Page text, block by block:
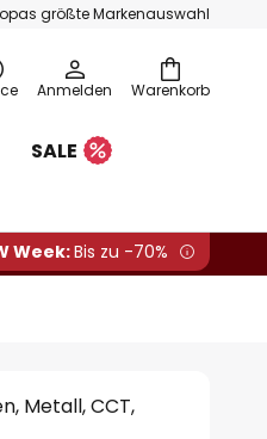
größte Markenauswahl
Warenkorb
Anmelden
SALE
Week:Bis zu -70%
Metall, CCT,